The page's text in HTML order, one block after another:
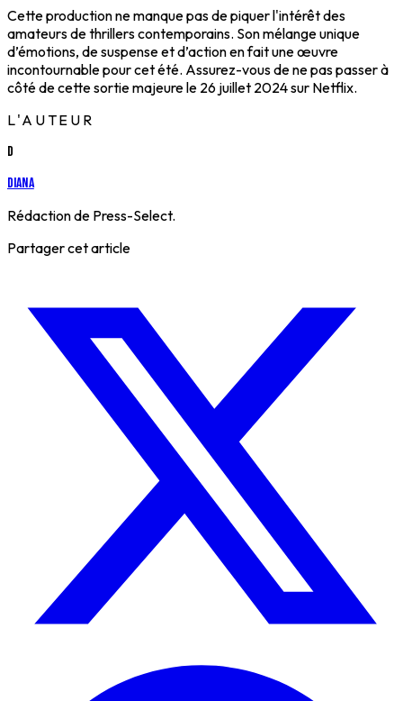
Cette production ne manque pas de piquer l'intérêt des
amateurs de thrillers contemporains. Son mélange unique
d’émotions, de suspense et d’action en fait une œuvre
incontournable pour cet été. Assurez-vous de ne pas passer à
côté de cette sortie majeure le 26 juillet 2024 sur Netflix.
L'AUTEUR
D
Diana
Rédaction de Press-Select.
Partager cet article